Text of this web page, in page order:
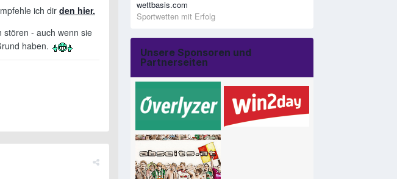
ich dirden hier.
stören - auch wenn sie
haben.
wettbasis.com
Sportwetten mit Erfolg
Unsere Sponsoren und
Partnerseiten